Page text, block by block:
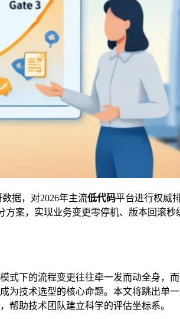
据，对2026年主流低代码平台进行权威
案，实现业务变更零停机、版本回滚秒
式下的流程变更往往牵一发而动全身，而
技术选型的核心命题。本文将跳出单
帮助技术团队建立科学的评估坐标系。